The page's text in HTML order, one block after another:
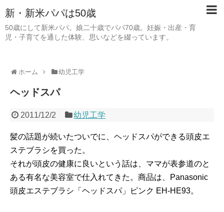
新・新米パパは50歳
50歳にして新米パパ。娘二十歳でパパ70歳。妊娠・出産・育
児・子育てを通した体験、思いなどを綴っています。
ホーム 幼児工学
ヘッドスパ
2011/12/2 幼児工学
髪の話題が続いたついでに、ヘッドスパができる頭皮エ
ステブラシを買った。
それが頭皮の健康に良いという話は、ママが表参道のと
ある有名な美容室で仕入れてきた。商品は、Panasonic
頭皮エステブラシ「ヘッドスパ」ピンク EH-HE93。